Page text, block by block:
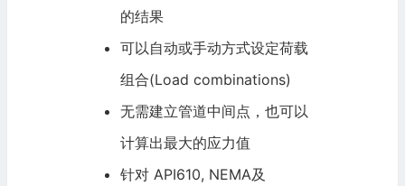
的结果
可以自动或手动方式设定荷载
组合(Load combinations)
无需建立管道中间点，也可以
计算出最大的应力值
针对 API610, NEMA及